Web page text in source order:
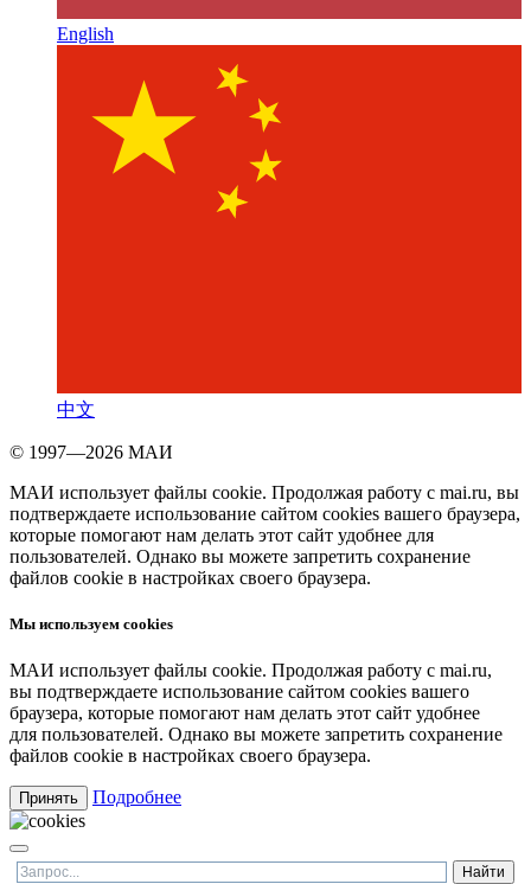
English
中文
© 1997—2026 МАИ
МАИ использует файлы cookie. Продолжая работу с mai.ru, вы
подтверждаете использование сайтом cookies вашего браузера,
которые помогают нам делать этот сайт удобнее для
пользователей. Однако вы можете запретить сохранение
файлов cookie в настройках своего браузера.
Мы используем cookies
МАИ использует файлы cookie. Продолжая работу с mai.ru,
вы подтверждаете использование сайтом cookies вашего
браузера, которые помогают нам делать этот сайт удобнее
для пользователей. Однако вы можете запретить сохранение
файлов cookie в настройках своего браузера.
Принять Подробнее